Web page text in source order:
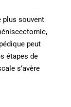
plus souvent
peut
étapes de
s’avère